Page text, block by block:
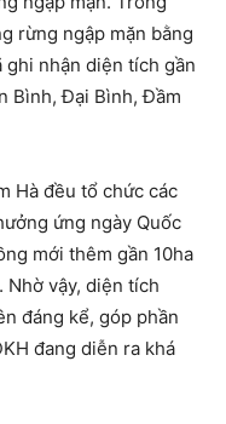
rừng ngập mặn bằng
ghi nhận diện tích gần
Bình, Đại Bình, Đầm
Hà đều tổ chức các
ứng ngày Quốc
mới thêm gần 10ha
Nhờ vậy, diện tích
đáng kể, góp phần
đang diễn ra khá